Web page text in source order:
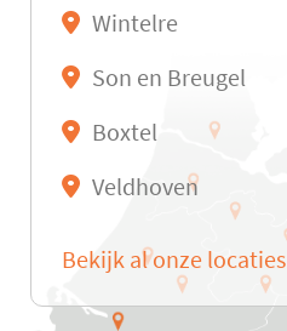
Wintelre
Son en Breugel
Boxtel
Veldhoven
Bekijk al onze locaties